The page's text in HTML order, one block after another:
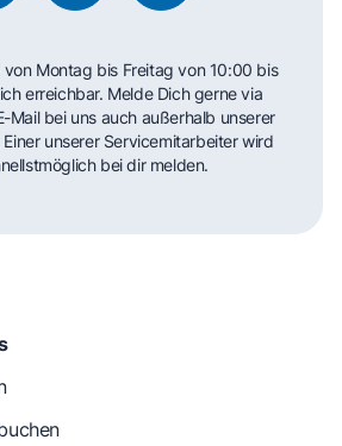
von Montag bis Freitag von 10:00 bis
erreichbar. Melde Dich gerne via
Mail bei uns auch außerhalb unserer
unserer Servicemitarbeiter wird
bei dir melden.